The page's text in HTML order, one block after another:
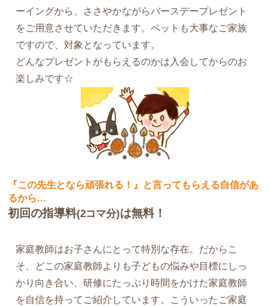
ーイングから、ささやかながらバースデープレゼント
をご用意させていただきます。ペットも大事なご家族
ですので、対象となっています。
どんなプレゼントがもらえるのかは入会してからのお
楽しみです☆
『この先生となら頑張れる！』と言ってもらえる自信があ
るから…
初回の指導料(2コマ分)は無料！
家庭教師はお子さんにとって特別な存在。だからこ
そ、どこの家庭教師よりも子どもの悩みや目標にしっ
かり向き合い、研修にたっぷり時間をかけた家庭教師
を自信を持ってご紹介しています。こういったご家庭